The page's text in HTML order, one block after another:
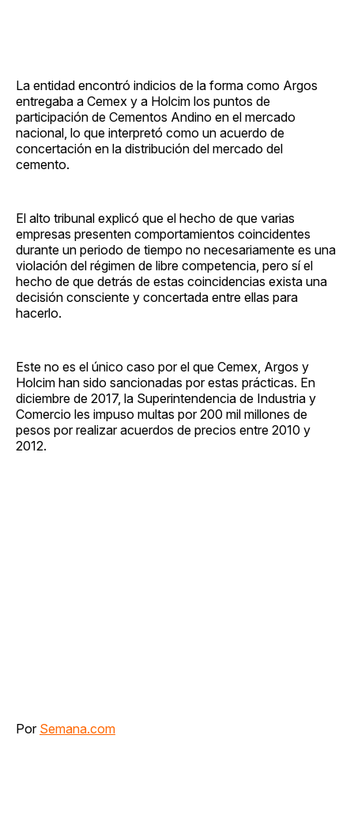
La entidad encontró indicios de la forma como Argos
entregaba a Cemex y a Holcim los puntos de
participación de Cementos Andino en el mercado
nacional, lo que interpretó como un acuerdo de
concertación en la distribución del mercado del
cemento.
El alto tribunal explicó que el hecho de que varias
empresas presenten comportamientos coincidentes
durante un periodo de tiempo no necesariamente es una
violación del régimen de libre competencia, pero sí el
hecho de que detrás de estas coincidencias exista una
decisión consciente y concertada entre ellas para
hacerlo.
Este no es el único caso por el que Cemex, Argos y
Holcim han sido sancionadas por estas prácticas. En
diciembre de 2017, la Superintendencia de Industria y
Comercio les impuso multas por 200 mil millones de
pesos por realizar acuerdos de precios entre 2010 y
2012.
Por Semana.com